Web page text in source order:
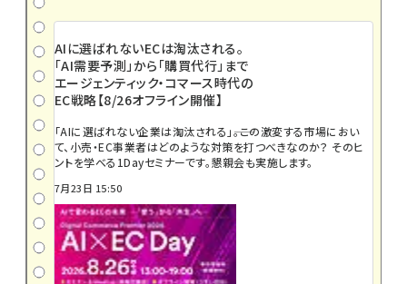
AIに選ばれないECは淘汰される。
「AI需要予測」から「購買代行」まで
エージェンティック・コマース時代の
EC戦略【8/26オフライン開催】
「AIに選ばれない企業は淘汰される」――。この激変する市場におい
て、小売・EC事業者はどのような対策を打つべきなのか？ そのヒ
ントを学べる1Dayセミナーです。懇親会も実施します。
7月23日 15:50